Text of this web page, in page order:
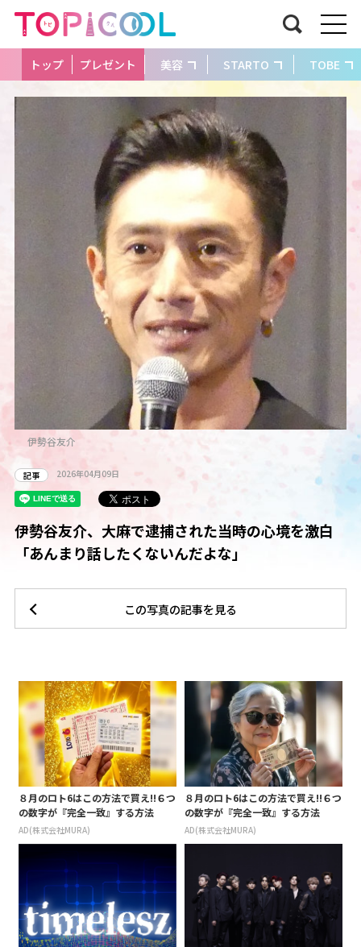
トップ プレゼント 美容 STARTO TOBE
伊勢谷友介
記事 2026年04月09日
伊勢谷友介、大麻で逮捕された当時の心境を激白
「あんまり話したくないんだよな」
この写真の記事を見る
８月のロト6はこの方法で買え!!６つ
の数字が『完全一致』する方法
AD(株式会社MURA)
８月のロト6はこの方法で買え!!６つ
の数字が『完全一致』する方法
AD(株式会社MURA)